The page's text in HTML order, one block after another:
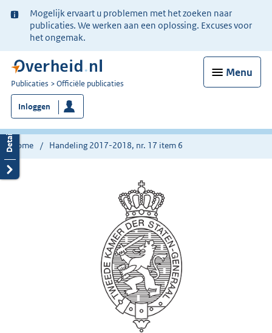
Ter
informatie:
Mogelijk ervaart u problemen met het zoeken naar
publicaties. We werken aan een oplossing. Excuses voor
het ongemak.
Menu
U
bent
nu
hier:
Publicaties Officiële publicaties
Inloggen
Home Handeling 2017-2018, nr. 17 item 6